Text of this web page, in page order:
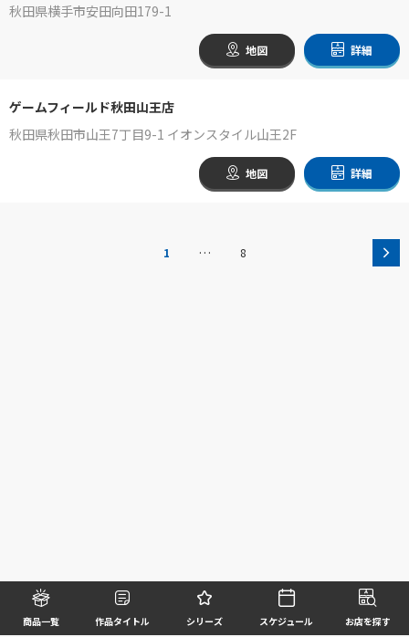
商品一覧 作品タイトル シリーズ スケジュール お店を探す
秋田県横手市安田向田179-1
地図 詳細
ゲームフィールド秋田山王店
秋田県秋田市山王7丁目9-1 イオンスタイル山王2F
地図 詳細
1 … 8